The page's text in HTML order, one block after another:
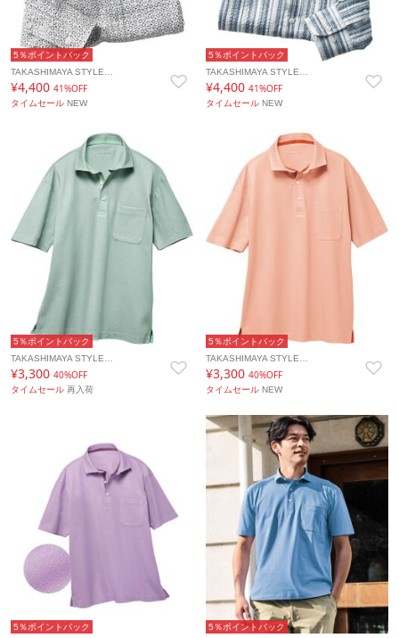
5％ポイントバック
TAKASHIMAYA STYLE…
¥4,400 41%OFF
タイムセール NEW
5％ポイントバック
TAKASHIMAYA STYLE…
¥4,40041%OFF
タイムセールNEW
5％ポイントバック
TAKASHIMAYA STYLE…
¥3,300 40%OFF
タイムセール 再入荷
5％ポイントバック
TAKASHIMAYA STYLE…
¥3,30040%OFF
タイムセールNEW
5％ポイントバック
5％ポイントバック